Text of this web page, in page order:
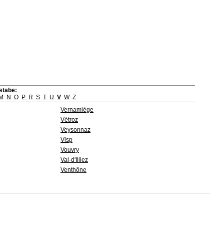
M N O P R S T U V W Z
Vernamiège
Vétroz
Veysonnaz
Visp
Vouvry
Val-d'Illiez
Venthône